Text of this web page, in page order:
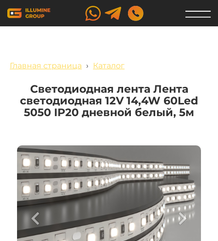
Главная страница › Каталог
Светодиодная лента Лента
светодиодная 12V 14,4W 60Led
5050 IP20 дневной белый, 5м